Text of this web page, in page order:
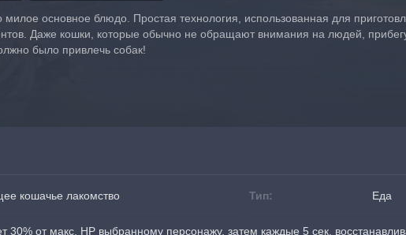
милое основное блюдо. Простая технология, использованная для
Даже кошки, которые обычно не обращают внимания на людей,
было привлечь собак!
кошачье лакомство Тип: Еда
30% от макс. HP выбранному персонажу, затем каждые 5 сек.